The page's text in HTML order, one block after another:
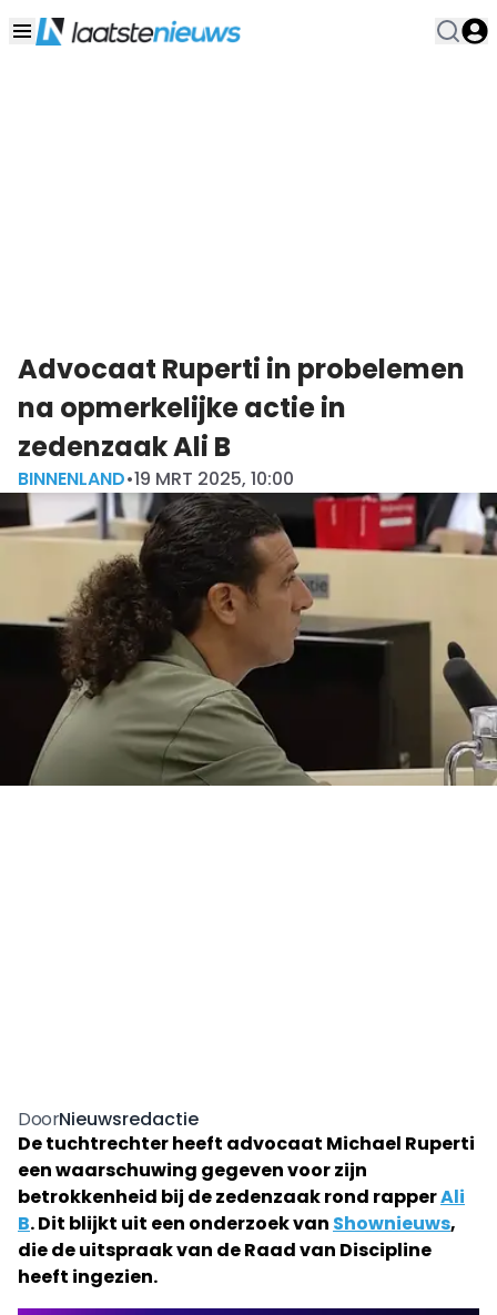
Advocaat Ruperti in probelemen
na opmerkelijke actie in
zedenzaak Ali B
BINNENLAND•19 MRT 2025, 10:00
DoorNieuwsredactie
De tuchtrechter heeft advocaat Michael Ruperti
een waarschuwing gegeven voor zijn
betrokkenheid bij de zedenzaak rond rapperAli
B. Dit blijkt uit een onderzoek van Shownieuws,
die de uitspraak van de Raad van Discipline
heeft ingezien.